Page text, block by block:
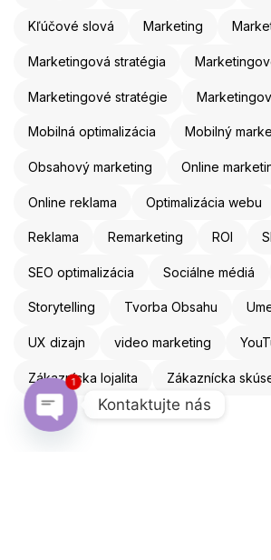
Kľúčové slová Marketing
Marketingová stratégia
Marketingové stratégie
Mobilná optimalizácia Mobilný
Obsahový marketing Online
Online reklama Optimalizácia webu
Reklama Remarketing ROI
SEO optimalizácia Sociálne médiá
Storytelling Tvorba Obsahu
UX dizajn video marketing
Zákaznícka lojalita Zákaznícka
Kontaktujte nás
1